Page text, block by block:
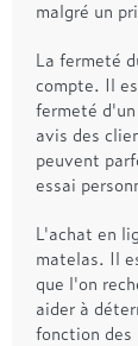
malgré un
La fermeté
compte. Il
fermeté
avis des
peuvent
essai
L'achat en
matelas. Il
que l'on
aider à
fonction des